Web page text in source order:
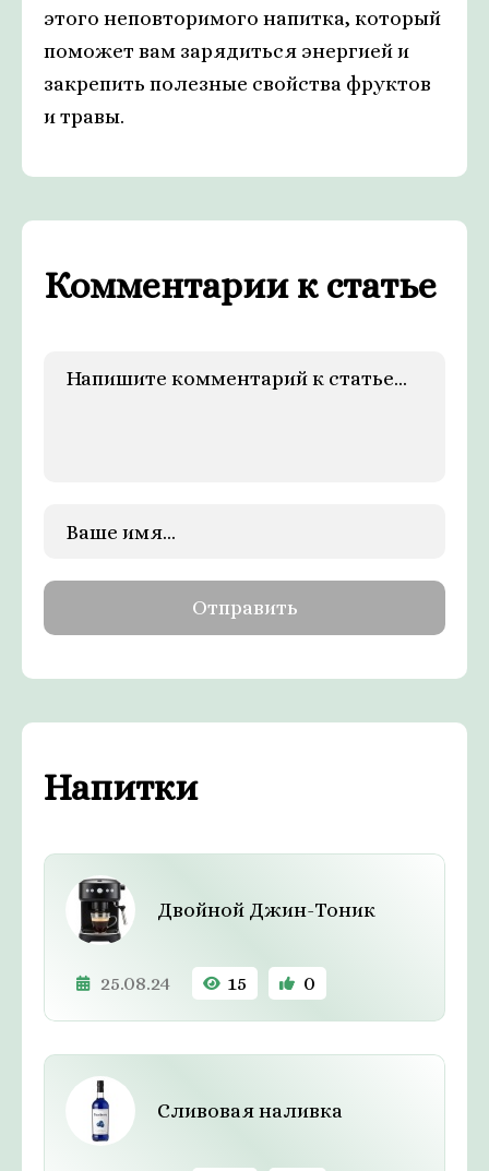
этого неповторимого напитка, который
поможет вам зарядиться энергией и
закрепить полезные свойства фруктов
и травы.
Комментарии к статье
Напитки
Двойной Джин-Тоник
25.08.24 15 0
Сливовая наливка